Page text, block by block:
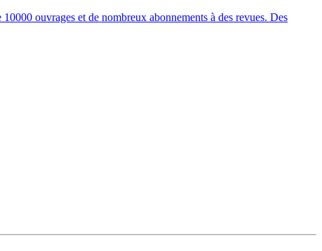
ouvrages et de nombreux abonnements à des revues. Des